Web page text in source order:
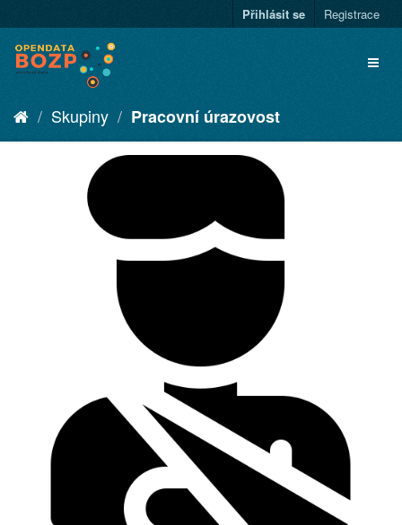
Přihlásit se Registrace
Skupiny Pracovní úrazovost